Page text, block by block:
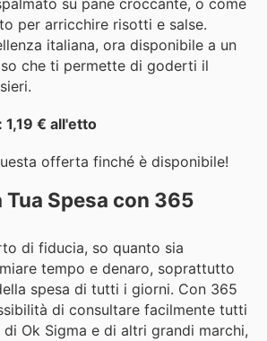
per arricchire risotti e salse.
italiana, ora disponibile a un
che ti permette di goderti il
€ all'etto
offerta finché è disponibile!
Tua Spesa con 365
di fiducia, so quanto sia
tempo e denaro, soprattutto
spesa di tutti i giorni. Con 365
di consultare facilmente tutti
Ok Sigma e di altri grandi marchi,